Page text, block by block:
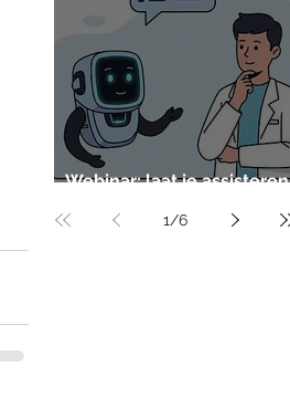
Webinar: laat je assisteren
1/6